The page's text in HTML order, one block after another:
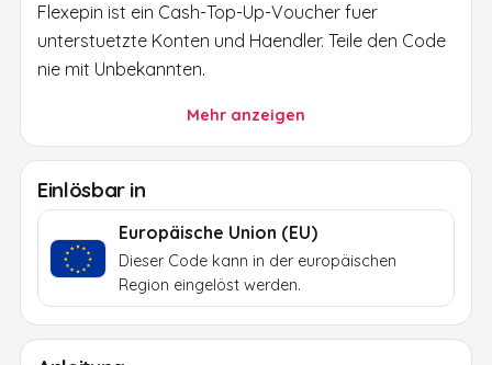
Flexepin ist ein Cash-Top-Up-Voucher fuer
unterstuetzte Konten und Haendler. Teile den Code
nie mit Unbekannten.
Nach der Zahlung erhaeltst du den Code per E-
oder den offiziellen Shop und pruefe Region,
Waehrung und Konto.
Mehr anzeigen
Einlösbar in
Europäische Union (EU)
Dieser Code kann in der europäischen
Region eingelöst werden.